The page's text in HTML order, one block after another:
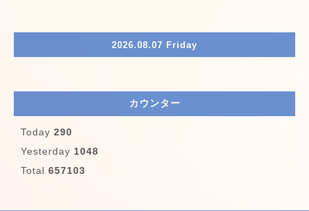
2026.08.07 Friday
カウンター
Today 290
Yesterday 1048
Total 657103